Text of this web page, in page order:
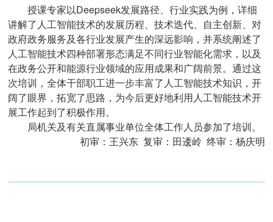
授课专家以Deepseek发展路径、行业实践为例，详细
讲解了人工智能技术的发展历程、技术迭代、自主创新、对
政府政务服务及各行业发展产生的深远影响，并系统阐述了
人工智能技术四种部署形态满足不同行业智能化需求，以及
在政务公开和能源行业领域的应用成果和广阔前景。通过这
次培训，全体干部职工进一步丰富了人工智能技术知识，开
阔了眼界，拓宽了思路，为今后更好地利用人工智能技术开
展工作起到了积极作用。
局机关及有关直属事业单位全体工作人员参加了培训。
初审：王兴东 复审：田逶岭 终审：杨庆明